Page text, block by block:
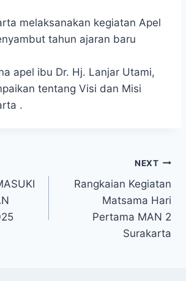
melaksanakan kegiatan Apel
tahun ajaran baru
apel ibu Dr. Hj. Lanjar Utami,
tentang Visi dan Misi
.
NEXT
Rangkaian Kegiatan
Matsama Hari
Pertama MAN 2
Surakarta